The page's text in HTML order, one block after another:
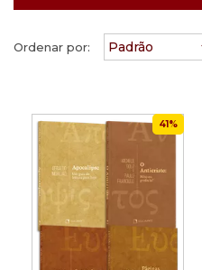
Ordenar por:
41%